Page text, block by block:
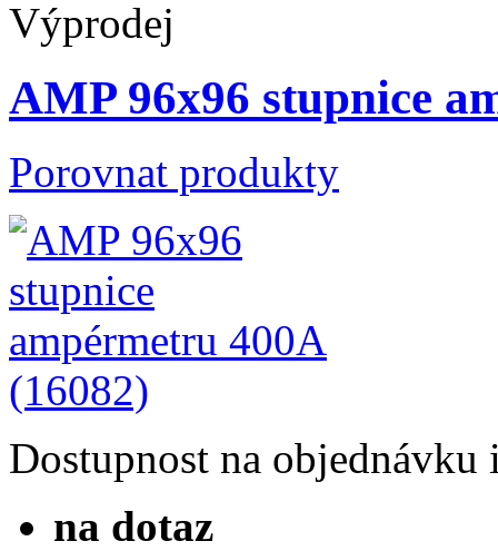
Výprodej
AMP 96x96 stupnice
Porovnat produkty
Dostupnost na objednávku
na dotaz